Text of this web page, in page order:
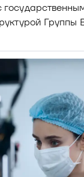
Группы